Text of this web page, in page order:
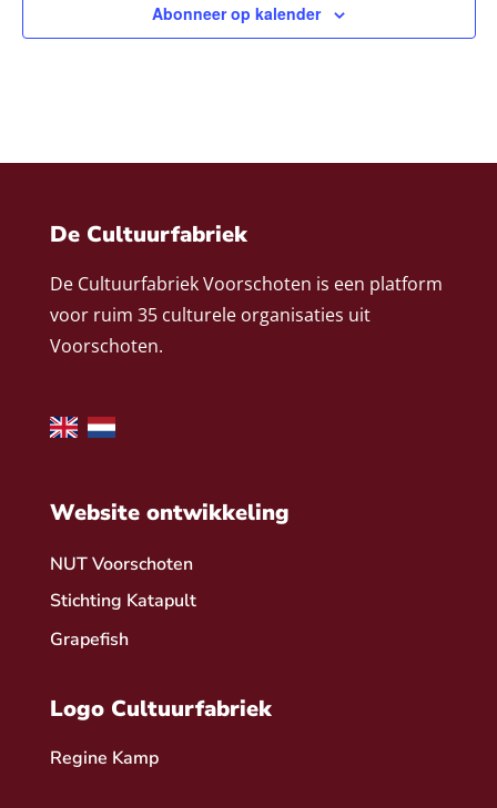
Abonneer op kalender
De Cultuurfabriek
De Cultuurfabriek Voorschoten is een platform
voor ruim 35 culturele organisaties uit
Voorschoten.
Website ontwikkeling
NUT Voorschoten
Stichting Katapult
Grapefish
Logo Cultuurfabriek
Regine Kamp